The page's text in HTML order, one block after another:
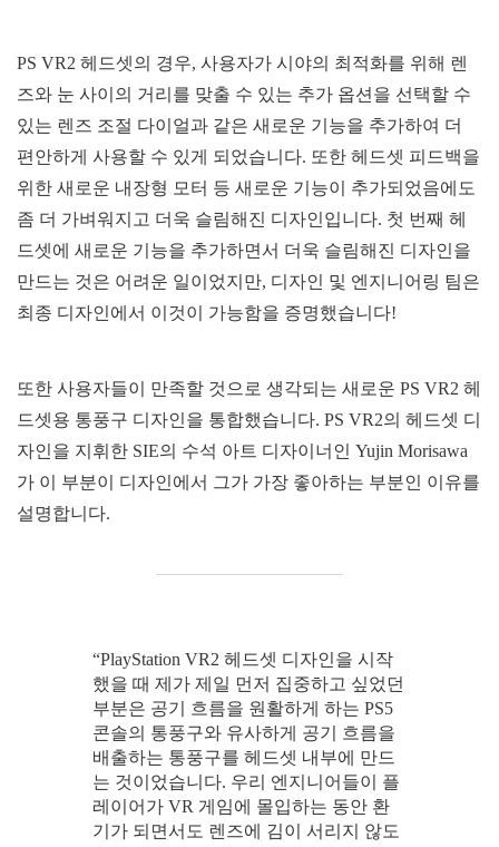
PS VR2 헤드셋의 경우, 사용자가 시야의 최적화를 위해 렌
즈와 눈 사이의 거리를 맞출 수 있는 추가 옵션을 선택할 수
있는 렌즈 조절 다이얼과 같은 새로운 기능을 추가하여 더
편안하게 사용할 수 있게 되었습니다. 또한 헤드셋 피드백을
위한 새로운 내장형 모터 등 새로운 기능이 추가되었음에도
좀 더 가벼워지고 더욱 슬림해진 디자인입니다. 첫 번째 헤
드셋에 새로운 기능을 추가하면서 더욱 슬림해진 디자인을
만드는 것은 어려운 일이었지만, 디자인 및 엔지니어링 팀은
최종 디자인에서 이것이 가능함을 증명했습니다!
또한 사용자들이 만족할 것으로 생각되는 새로운 PS VR2 헤
드셋용 통풍구 디자인을 통합했습니다. PS VR2의 헤드셋 디
자인을 지휘한 SIE의 수석 아트 디자이너인 Yujin Morisawa
가 이 부분이 디자인에서 그가 가장 좋아하는 부분인 이유를
설명합니다.
“PlayStation VR2 헤드셋 디자인을 시작
했을 때 제가 제일 먼저 집중하고 싶었던
부분은 공기 흐름을 원활하게 하는 PS5
콘솔의 통풍구와 유사하게 공기 흐름을
배출하는 통풍구를 헤드셋 내부에 만드
는 것이었습니다. 우리 엔지니어들이 플
레이어가 VR 게임에 몰입하는 동안 환
기가 되면서도 렌즈에 김이 서리지 않도